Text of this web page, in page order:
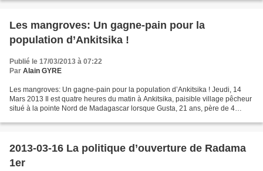
Les mangroves: Un gagne-pain pour la
population d’Ankitsika !
Publié le 17/03/2013 à 07:22
Par Alain GYRE
Les mangroves: Un gagne-pain pour la population d’Ankitsika ! Jeudi, 14
Mars 2013 Il est quatre heures du matin à Ankitsika, paisible village pêcheur
situé à la pointe Nord de Madagascar lorsque Gusta, 21 ans, père de 4
2013-03-16 La politique d’ouverture de Radama
1er